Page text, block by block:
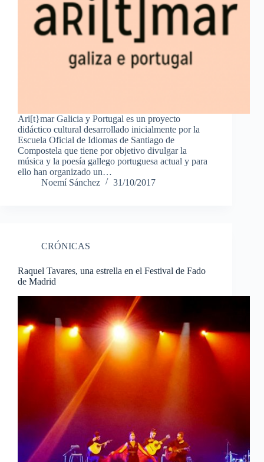
Ari[t}mar Galicia y Portugal es un proyecto
didáctico cultural desarrollado inicialmente por la
Escuela Oficial de Idiomas de Santiago de
Compostela que tiene por objetivo divulgar la
música y la poesía gallego portuguesa actual y para
ello han organizado un…
Noemí Sánchez
31/10/2017
CRÓNICAS
Raquel Tavares, una estrella en el Festival de Fado
de Madrid